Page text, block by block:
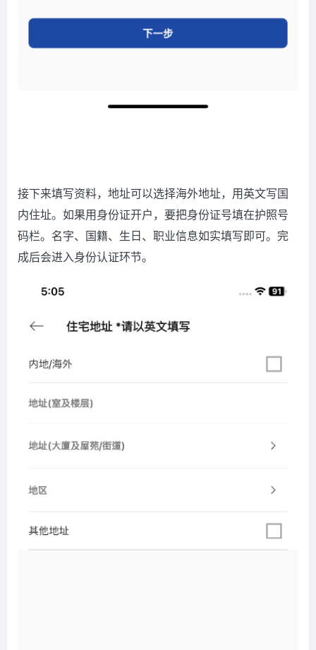
接下来填写资料，地址可以选择海外地址，用英文写国
内住址。如果用身份证开户，要把身份证号填在护照号
码栏。名字、国籍、生日、职业信息如实填写即可。完
成后会进入身份认证环节。